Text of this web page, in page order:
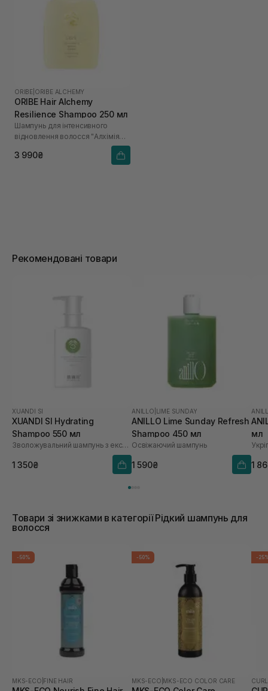
ORIBE ORIBE ALCHEMY
ORIBE Hair Alchemy
Resilience Shampoo 250 мл
Шампунь для інтенсивного
відновлення волосся "Алхімія
3 990₴
Рекомендовані товари
XUANDI SI
XUANDI SI Hydrating
Shampoo 550 мл
Зволожувальний шампунь з екстрактом зерна
1 350₴
ANILLO LIME SUNDAY
ANILLO Lime Sunday Refresh
Shampoo 450 мл
Освіжаючий шампунь
1 590₴
мл
1
Товари зі знижками в категорії Рідкий шампунь для
волосся
-50%
MKS-ECO FINE HAIR
-50%
MKS-ECO MKS-ECO COLOR CARE
-